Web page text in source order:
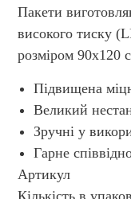
Пакети
високого тиску
розміром 90х120
Підвищена
Великий
Зручні у
Гарне
Артикул
Кількість в